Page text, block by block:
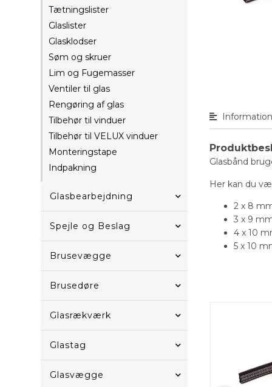
Tætningslister
Glaslister
Glasklodser
Søm og skruer
Lim og Fugemasser
Ventiler til glas
Rengøring af glas
Tilbehør til vinduer
Tilbehør til VELUX vinduer
Monteringstape
Indpakning
Glasbearbejdning
Spejle og Beslag
Brusevægge
Brusedøre
Glasrækværk
Glastag
Glasvægge
Glasbånd
Her kan du
2 x 8
3 x 9
4 x 10
5 x 10